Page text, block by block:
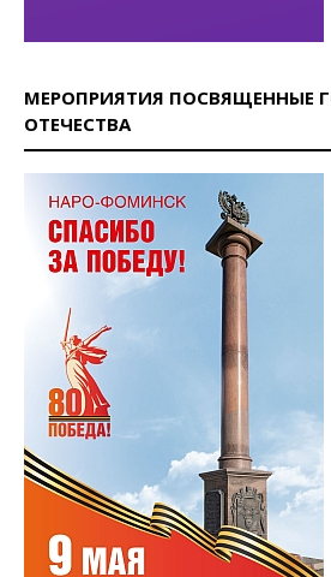
МЕРОПРИЯТИЯ ПОСВЯЩЕННЫЕ
ОТЕЧЕСТВА